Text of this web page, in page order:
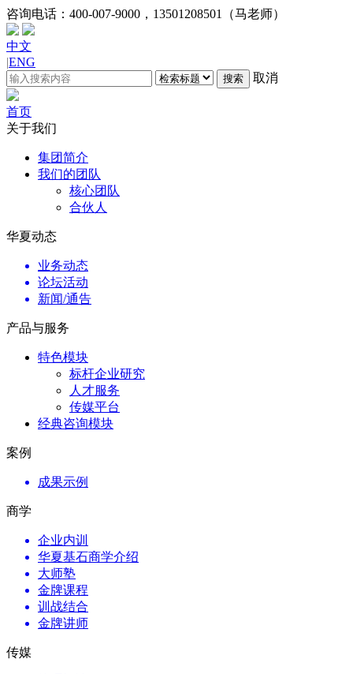
咨询电话： 400-007-9000，13501208501（马老师）
中文
|ENG
搜索 取消
首页
关于我们
集团简介
我们的团队
核心团队
合伙人
华夏动态
业务动态
论坛活动
新闻/通告
产品与服务
特色模块
标杆企业研究
人才服务
传媒平台
经典咨询模块
案例
成果示例
商学
企业内训
华夏基石商学介绍
大师塾
金牌课程
训战结合
金牌讲师
传媒